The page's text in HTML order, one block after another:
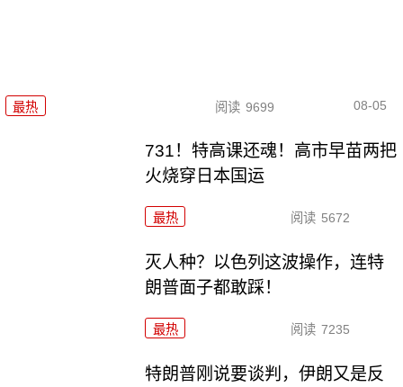
最热 阅读 9699 08-05
731！特高课还魂！高市早苗两把
火烧穿日本国运
最热 阅读 5672
灭人种？以色列这波操作，连特
朗普面子都敢踩！
最热 阅读 7235
特朗普刚说要谈判，伊朗又是反